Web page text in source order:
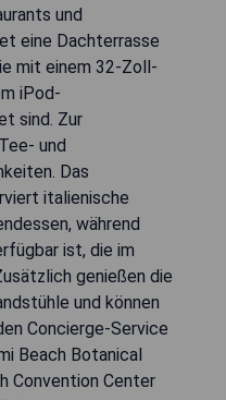
und
eine Dachterrasse
mit einem 32-Zoll-
iPod-
sind. Zur
und
Das
italienische
während
ist, die im
genießen die
und können
Concierge-Service
Beach Botanical
Convention Center